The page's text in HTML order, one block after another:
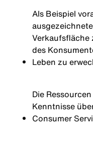
Als Beispiel
Verkaufsfläche
des
Leben zu
Die
Kenntnisse
Consumer